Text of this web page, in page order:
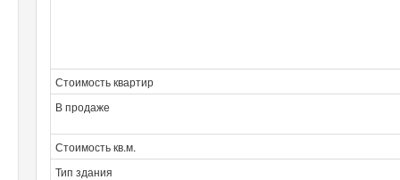
Стоимость квартир
В продаже
Стоимость кв.м.
Тип здания